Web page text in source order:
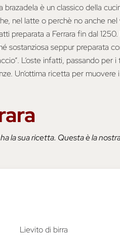
è un classico della
nel latte o perchè no anche nel
preparata a Ferrara fin dal
sostanziosa seppur preparata
L’oste infatti, passando per
Un’ottima ricetta per muovere
la sua ricetta. Questa è la
Lievito di birra